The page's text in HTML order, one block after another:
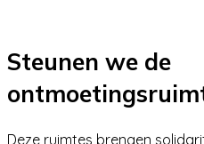
Steunen we de
Deze ruimtes brengen